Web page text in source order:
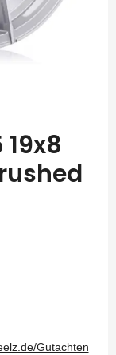
Gutachten